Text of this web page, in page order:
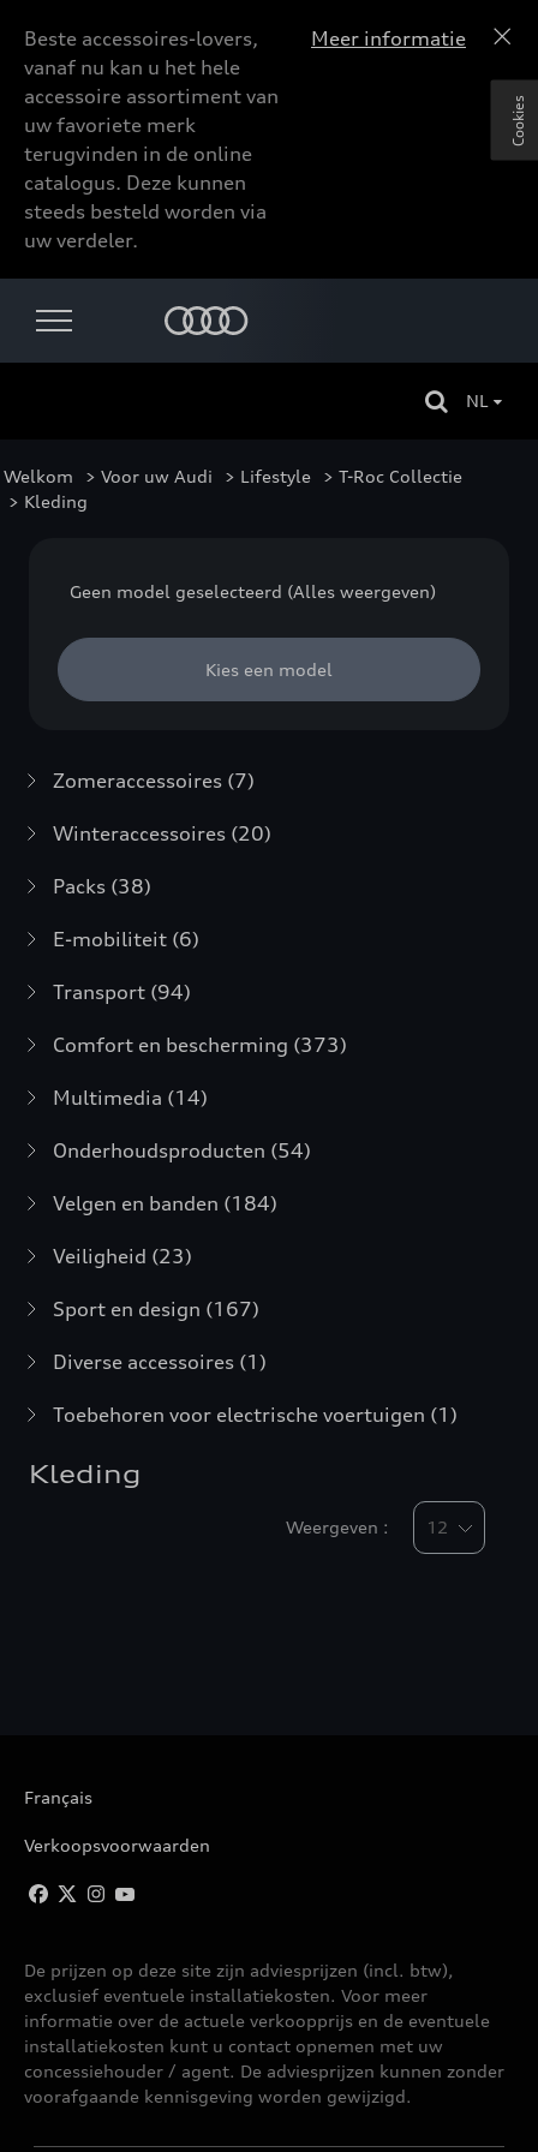
Beste accessoires-lovers,
vanaf nu kan u het hele
accessoire assortiment van
uw favoriete merk
terugvinden in de online
catalogus. Deze kunnen
steeds besteld worden via
uw verdeler.
Meer informatie
NL
Welkom > Voor uw Audi > Lifestyle > T-Roc Collectie
> Kleding
Geen model geselecteerd (Alles weergeven)
Kies een model
Zomeraccessoires (7)
Winteraccessoires (20)
Packs (38)
E-mobiliteit (6)
Transport (94)
Comfort en bescherming (373)
Multimedia (14)
Onderhoudsproducten (54)
Velgen en banden (184)
Veiligheid (23)
Sport en design (167)
Diverse accessoires (1)
Toebehoren voor electrische voertuigen (1)
Kleding
Weergeven :
Français
Verkoopsvoorwaarden
De prijzen op deze site zijn adviesprijzen (incl. btw),
exclusief eventuele installatiekosten. Voor meer
informatie over de actuele verkoopprijs en de eventuele
installatiekosten kunt u contact opnemen met uw
concessiehouder / agent. De adviesprijzen kunnen zonder
voorafgaande kennisgeving worden gewijzigd.
Cookies